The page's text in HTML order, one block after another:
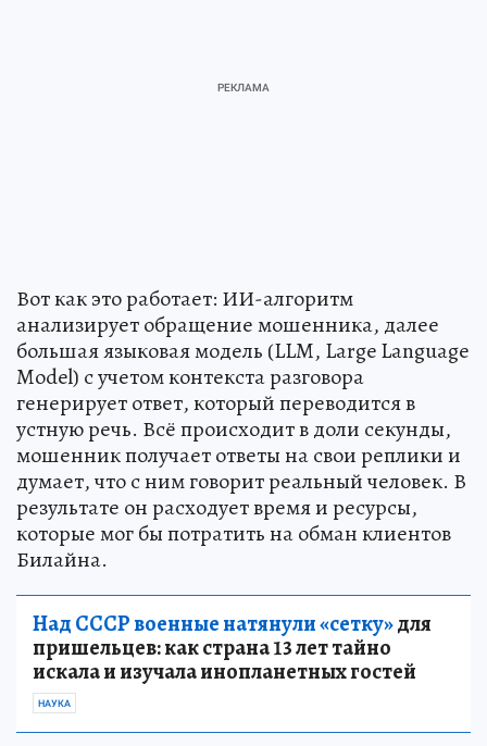
Вот как это работает: ИИ-алгоритм
анализирует обращение мошенника, далее
большая языковая модель (LLM, Large Language
Model) с учетом контекста разговора
генерирует ответ, который переводится в
устную речь. Всё происходит в доли секунды,
мошенник получает ответы на свои реплики и
думает, что с ним говорит реальный человек. В
результате он расходует время и ресурсы,
которые мог бы потратить на обман клиентов
Билайна.
Над СССР военные натянули «сетку»для
пришельцев: как страна 13 лет тайно
искала и изучала инопланетных гостей
НАУКА